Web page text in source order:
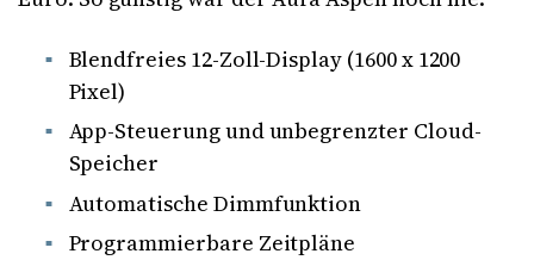
Blendfreies 12-Zoll-Display (1600 x 1200
Pixel)
App-Steuerung und unbegrenzter Cloud-
Speicher
Automatische Dimmfunktion
Programmierbare Zeitpläne